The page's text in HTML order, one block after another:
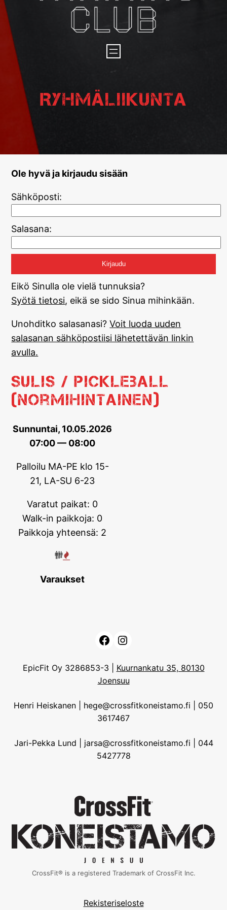
Ryhmäliikunta
Ole hyvä ja kirjaudu sisään
Sähköposti:
Salasana:
Eikö Sinulla ole vielä tunnuksia?
Syötä tietosi, eikä se sido Sinua mihinkään.
Unohditko salasanasi?Voit luoda uuden
salasanan sähköpostiisi lähetettävän linkin
avulla.
Sulis / Pickleball
(normihintainen)
Sunnuntai, 10.05.2026
07:00 — 08:00
Palloilu MA-PE klo 15-
21, LA-SU 6-23
Varatut paikat: 0
Walk-in paikkoja: 0
Paikkoja yhteensä: 2
Varaukset
Facebook
Instagram
EpicFit Oy 3286853-3 | Kuurnankatu 35, 80130
Joensuu
Henri Heiskanen | hege@crossfitkoneistamo.fi | 050
3617467
Jari-Pekka Lund | jarsa@crossfitkoneistamo.fi | 044
5427778
CrossFit® is a registered Trademark of CrossFit Inc.
Rekisteriseloste